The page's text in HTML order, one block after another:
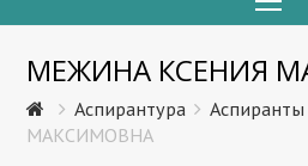
МЕЖИНА КСЕНИЯ
Аспирантура Аспиранты
МАКСИМОВНА